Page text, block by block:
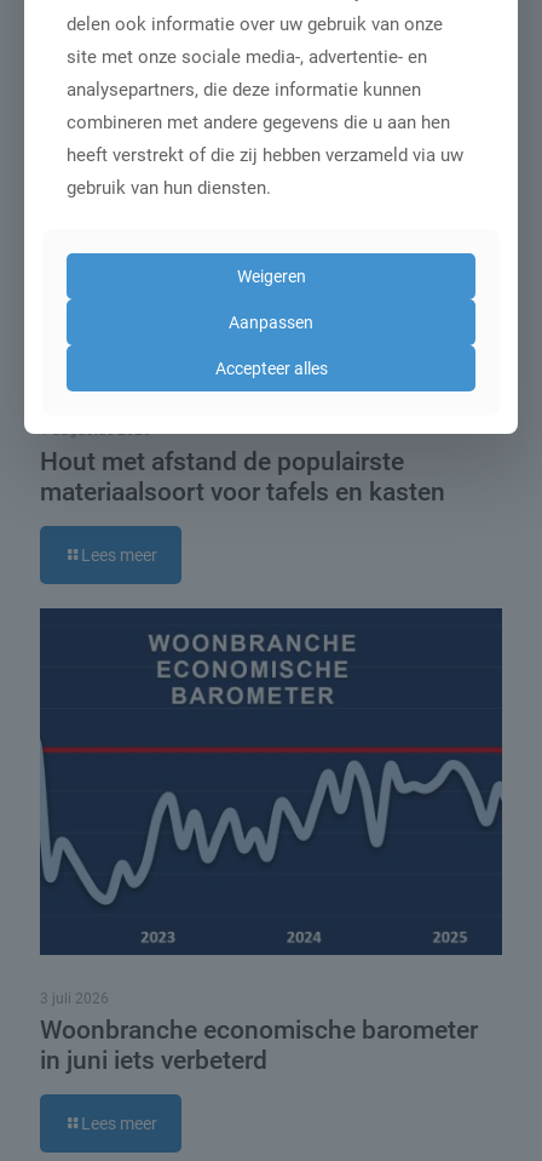
1 augustus 2026
Hout met afstand de populairste
materiaalsoort voor tafels en kasten
Lees meer
3 juli 2026
Woonbranche economische barometer
in juni iets verbeterd
Lees meer
delen ook informatie over uw gebruik van onze
site met onze sociale media-, advertentie- en
analysepartners, die deze informatie kunnen
combineren met andere gegevens die u aan hen
heeft verstrekt of die zij hebben verzameld via uw
gebruik van hun diensten.
Weigeren
Aanpassen
Accepteer alles